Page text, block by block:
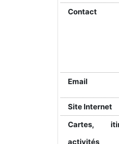
Contact
Email
Site Internet
Cartes,
activités